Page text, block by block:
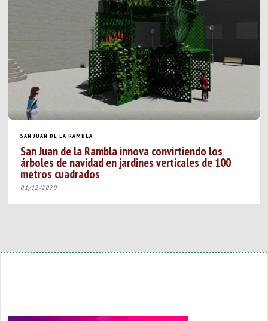
SAN JUAN DE LA RAMBLA
San Juan de la Rambla innova convirtiendo los
árboles de navidad en jardines verticales de 100
metros cuadrados
01/12/2020